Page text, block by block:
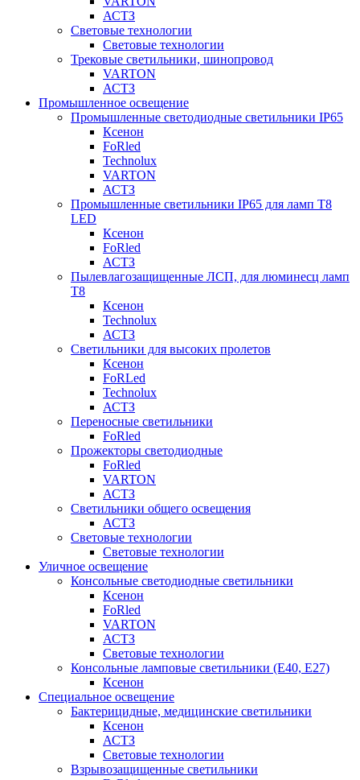
АСТЗ
Световые технологии
Световые технологии
Трековые светильники, шинопровод
VARTON
АСТЗ
Промышленное освещение
Промышленные светодиодные светильники IP65
Ксенон
FoRled
Technolux
VARTON
АСТЗ
Промышленные светильники IP65 для ламп Т8
LED
Ксенон
FoRled
АСТЗ
Пылевлагозащищенные ЛСП, для люминесц ламп
Т8
Ксенон
Technolux
АСТЗ
Светильники для высоких пролетов
Ксенон
FoRLed
Technolux
АСТЗ
Переносные светильники
FoRled
Прожекторы светодиодные
FoRled
VARTON
АСТЗ
Светильники общего освещения
АСТЗ
Световые технологии
Световые технологии
Уличное освещение
Консольные светодиодные светильники
Ксенон
FoRled
VARTON
АСТЗ
Световые технологии
Консольные ламповые светильники (Е40, Е27)
Ксенон
Специальное освещение
Бактерицидные, медицинские светильники
Ксенон
АСТЗ
Световые технологии
Взрывозащищенные светильники